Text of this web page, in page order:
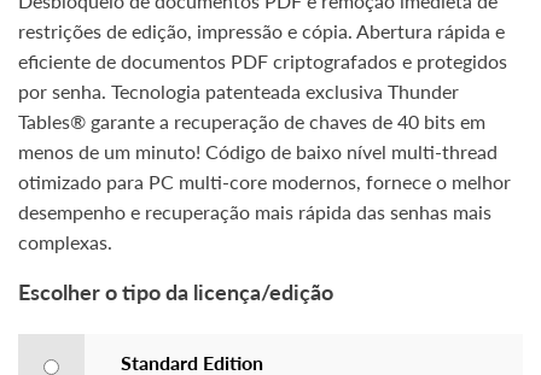
restrições de edição, impressão e cópia. Abertura rápida e
eficiente de documentos PDF criptografados e protegidos
por senha. Tecnologia patenteada exclusiva Thunder
Tables® garante a recuperação de chaves de 40 bits em
menos de um minuto! Código de baixo nível multi-thread
otimizado para PC multi-core modernos, fornece o melhor
desempenho e recuperação mais rápida das senhas mais
complexas.
Escolher o tipo da licença/edição
Standard Edition